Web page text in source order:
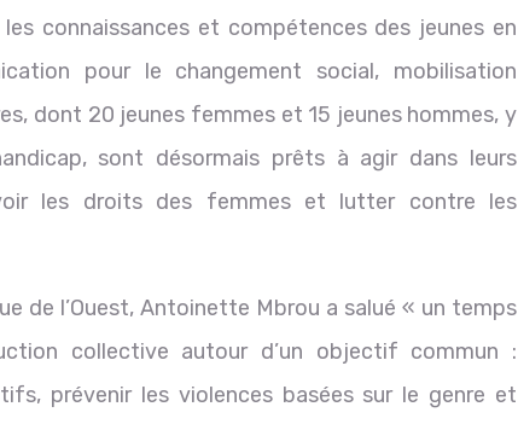
connaissances et compétences des jeunes en
pour le changement social, mobilisation
dont 20 jeunes femmes et 15 jeunes hommes, y
sont désormais prêts à agir dans leurs
les droits des femmes et lutter contre les
de l’Ouest, Antoinette Mbrou a salué « un temps
collective autour d’un objectif commun :
prévenir les violences basées sur le genre et